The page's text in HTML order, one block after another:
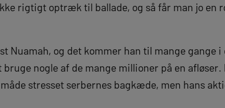
rigtigt optræk til ballade, og så får man jo en
Nuamah, og det kommer han til mange gange
nogle af de mange millioner på en afløser.
stresset serbernes bagkæde, men hans